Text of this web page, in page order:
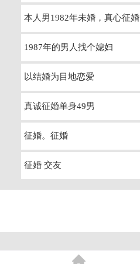
本人男1982年未婚，真心征婚
1987年的男人找个媳妇
以结婚为目地恋爱
真诚征婚单身49男
征婚。征婚
征婚 交友